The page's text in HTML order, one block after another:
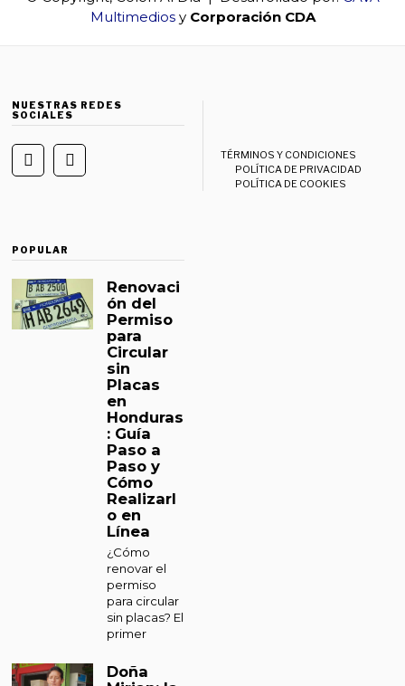
Multimediosy Corporación CDA
NUESTRAS REDES
SOCIALES
TÉRMINOS Y CONDICIONES
POLÍTICA DE PRIVACIDAD
POLÍTICA DE COOKIES
POPULAR
Renovaci
ón del
Permiso
para
Circular
sin
Placas
en
Honduras
: Guía
Paso a
Paso y
Cómo
Realizarl
o en
Línea
¿Cómo
renovar el
permiso
para circular
sin placas? El
primer
Doña